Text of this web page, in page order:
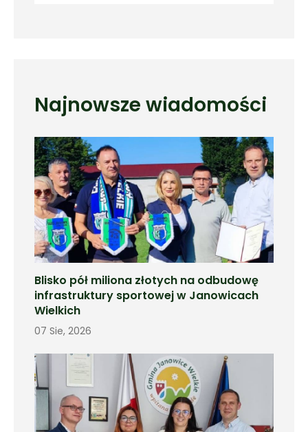
Najnowsze wiadomości
Blisko pół miliona złotych na odbudowę
infrastruktury sportowej w Janowicach
Wielkich
07 Sie, 2026